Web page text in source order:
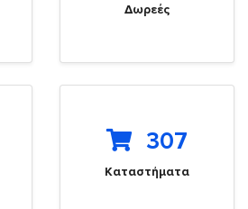
Δωρεές
307
Καταστήματα